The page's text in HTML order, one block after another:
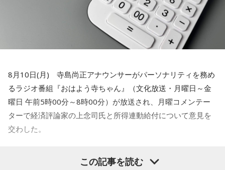
「これをやったら消費税は元に戻しますということで。
一応これで、2年後に必ず戻すと言ったことは大義名分が立つ
かなと。そうすると「財源が～」とか言ってる人も、まあ百
歩譲って――本当は歳出削減でやるべきだと思いますけど
の間の為替介入で儲かったお金でも使ったらいかがですかと
か。大体、名目GDP成長率の3倍ぐらい税収って伸びるんです
よ。最低でも2倍ぐらいはね。それをお使いになったらいかが
ですかみたいな話なんで。そうすると、財源論っていうのも
全然説得力を失うかと。小渕優子さん、何のために税調やめ
ですか。財源ありますぜみたいな話になるのかなと。（笑）2
8月10日(月) 寺島尚正アナウンサーがパーソナリティを務め
るラジオ番組『おはよう寺ちゃん』（文化放送・月曜日～金
曜日 午前5時00分～8時00分）が放送され、月曜コメンテー
ターで経済評論家の上念司氏と所得連動給付について意見を
交わした。
この間の為替介入で儲かったお金でも使った
この記事を読む